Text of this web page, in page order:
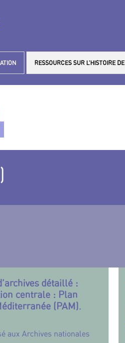
RESSOURCES SUR L’HISTOIRE
détaillé :
centrale : Plan
(PAM).
aux Archives nationales